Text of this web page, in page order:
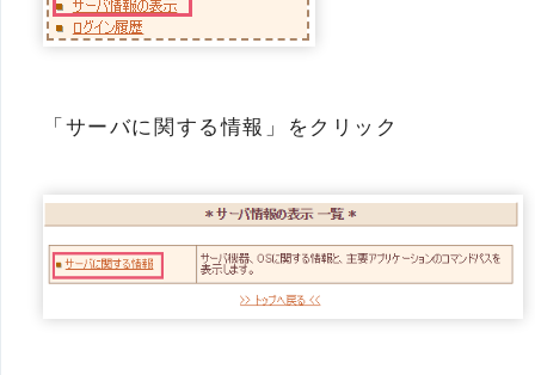
「サーバに関する情報」をクリック